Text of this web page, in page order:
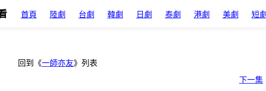
首頁 陸劇 台劇 韓劇 日劇 泰劇 港劇 美劇 短劇
回到《一師亦友》列表
下一集